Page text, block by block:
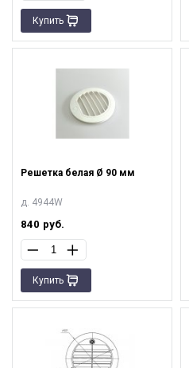
Купить
Решетка белая Ø 90 мм
д. 4944W
840 руб.
Купить